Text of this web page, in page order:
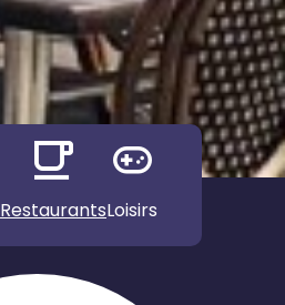
RestaurantsLoisirs